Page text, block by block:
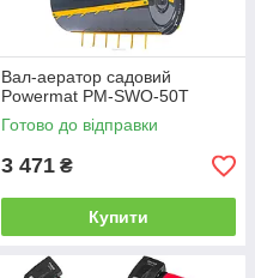
Вал-аератор садовий
Powermat PM-SWO-50T
Готово до відправки
3 471 ₴
Купити